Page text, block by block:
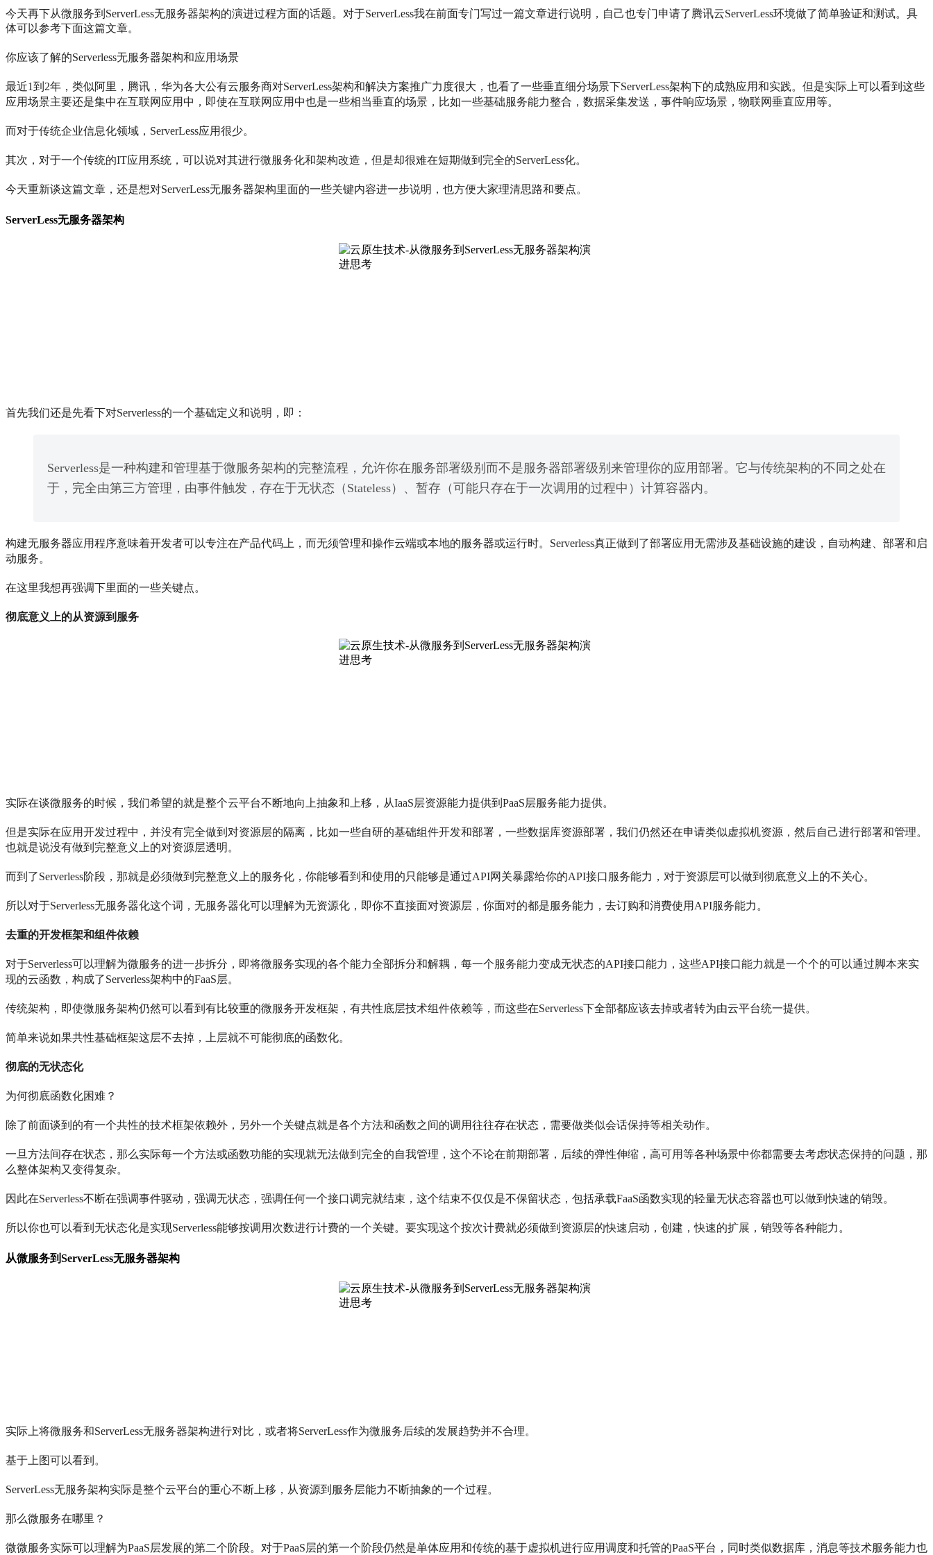
今天再下从微服务到ServerLess无服务器架构的演进过程方面的话题。 对于ServerLess我在前面专门写过一篇文章进行说明，自己也专门申请了腾讯云ServerLess环境做了简单验证和测试。 具
体可以参考下面这篇文章。
你应该了解的Serverless无服务器架构和应用场景
最近1到2年，类似阿里，腾讯，华为各大公有云服务商对ServerLess架构和解决方案推广力度很大，也看了一些垂直细分场景下ServerLess架构下的成熟应用和实践。但是实际上可以看到这些
应用场景主要还是集中在互联网应用中，即使在互联网应用中也是一些相当垂直的场景，比如一些基础服务能力整合，数据采集发送，事件响应场景，物联网垂直应用等。
而对于传统企业信息化领域，ServerLess应用很少。
其次，对于一个传统的IT应用系统，可以说对其进行微服务化和架构改造，但是却很难在短期做到完全的ServerLess化。
今天重新谈这篇文章，还是想对ServerLess无服务器架构里面的一些关键内容进一步说明，也方便大家理清思路和要点。
ServerLess无服务器架构
首先我们还是先看下对Serverless的一个基础定义和说明，即：
Serverless是一种构建和管理基于微服务架构的完整流程，允许你在服务部署级别而不是服务器部署级别来管理你的应用部署。它与传统架构的不同之处在
于，完全由第三方管理，由事件触发，存在于无状态（Stateless）、暂存（可能只存在于一次调用的过程中）计算容器内。
构建无服务器应用程序意味着开发者可以专注在产品代码上，而无须管理和操作云端或本地的服务器或运行时。Serverless真正做到了部署应用无需涉及基础设施的建设，自动构建、部署和启
动服务。
在这里我想再强调下里面的一些关键点。
彻底意义上的从资源到服务
实际在谈微服务的时候，我们希望的就是整个云平台不断地向上抽象和上移，从IaaS层资源能力提供到PaaS层服务能力提供。
但是实际在应用开发过程中，并没有完全做到对资源层的隔离，比如一些自研的基础组件开发和部署，一些数据库资源部署，我们仍然还在申请类似虚拟机资源，然后自己进行部署和管理。
也就是说没有做到完整意义上的对资源层透明。
而到了Serverless阶段，那就是必须做到完整意义上的服务化，你能够看到和使用的只能够是通过API网关暴露给你的API接口服务能力，对于资源层可以做到彻底意义上的不关心。
所以对于Serverless无服务器化这个词，无服务器化可以理解为无资源化，即你不直接面对资源层，你面对的都是服务能力，去订购和消费使用API服务能力。
去重的开发框架和组件依赖
对于Serverless可以理解为微服务的进一步拆分，即将微服务实现的各个能力全部拆分和解耦，每一个服务能力变成无状态的API接口能力，这些API接口能力就是一个个的可以通过脚本来实
现的云函数，构成了Serverless架构中的FaaS层。
传统架构，即使微服务架构仍然可以看到有比较重的微服务开发框架，有共性底层技术组件依赖等，而这些在Serverless下全部都应该去掉或者转为由云平台统一提供。
简单来说如果共性基础框架这层不去掉，上层就不可能彻底的函数化。
彻底的无状态化
为何彻底函数化困难？
除了前面谈到的有一个共性的技术框架依赖外，另外一个关键点就是各个方法和函数之间的调用往往存在状态，需要做类似会话保持等相关动作。
一旦方法间存在状态，那么实际每一个方法或函数功能的实现就无法做到完全的自我管理，这个不论在前期部署，后续的弹性伸缩，高可用等各种场景中你都需要去考虑状态保持的问题，那
么整体架构又变得复杂。
因此在Serverless不断在强调事件驱动，强调无状态，强调任何一个接口调完就结束，这个结束不仅仅是不保留状态，包括承载FaaS函数实现的轻量无状态容器也可以做到快速的销毁。
所以你也可以看到无状态化是实现Serverless能够按调用次数进行计费的一个关键。要实现这个按次计费就必须做到资源层的快速启动，创建，快速的扩展，销毁等各种能力。
从微服务到ServerLess无服务器架构
实际上将微服务和ServerLess无服务器架构进行对比，或者将ServerLess作为微服务后续的发展趋势并不合理。
基于上图可以看到。
ServerLess无服务架构实际是整个云平台的重心不断上移，从资源到服务层能力不断抽象的一个过程。
那么微服务在哪里？
微微服务实际可以理解为PaaS层发展的第二个阶段。对于PaaS层的第一个阶段仍然是单体应用和传统的基于虚拟机进行应用调度和托管的PaaS平台，同时类似数据库，消息等技术服务能力也